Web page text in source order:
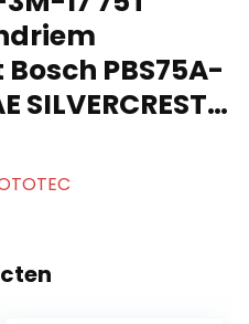
PBS75A-
SILVERCREST…